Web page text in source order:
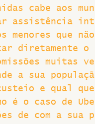
cabe aos
assistência
menores que
diretamente o
muitas
a sua
e qual
é o caso de
de com a sua